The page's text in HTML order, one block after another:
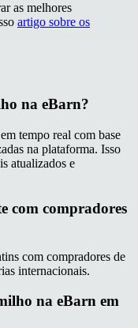
as melhores
artigo sobre os
na eBarn?
tempo real com base
na plataforma. Isso
atualizados e
com compradores
com compradores de
internacionais.
na eBarn em